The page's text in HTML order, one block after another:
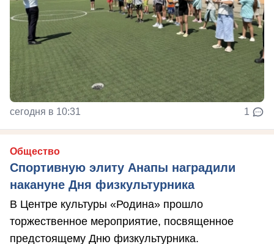
сегодня в 10:31 1
Общество
Спортивную элиту Анапы наградили
накануне Дня физкультурника
В Центре культуры «Родина» прошло
торжественное мероприятие, посвященное
предстоящему Дню физкультурника.